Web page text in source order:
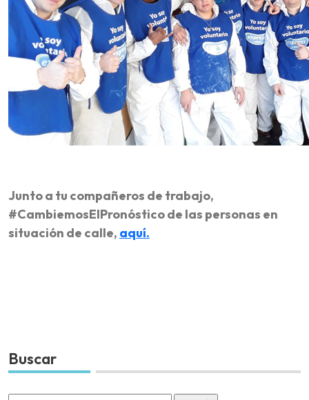
Junto a tu compañeros de trabajo,
#CambiemosElPronóstico de las personas en
situación de calle, aquí.
Buscar